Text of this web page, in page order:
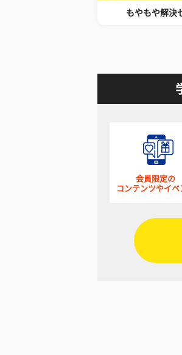
もやもや解決
会員限定の
コンテンツやイベ